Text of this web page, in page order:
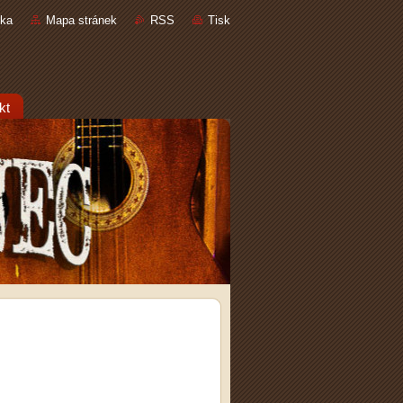
Mapa stránek RSS Tisk